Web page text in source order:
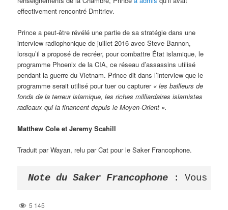
effectivement rencontré Dmitriev.
Prince a peut-être révélé une partie de sa stratégie dans une
interview radiophonique de juillet 2016 avec Steve Bannon,
lorsqu’il a proposé de recréer, pour combattre État islamique, le
programme Phoenix de la CIA, ce réseau d’assassins utilisé
pendant la guerre du Vietnam. Prince dit dans l’interview que le
programme serait utilisé pour tuer ou capturer « les bailleurs de
fonds de la terreur islamique, les riches milliardaires islamistes
radicaux qui la financent depuis le Moyen-Orient ».
Matthew Cole et Jeremy Scahill
Traduit par Wayan, relu par Cat pour le Saker Francophone.
Note du Saker Francophone : Vous
5 145